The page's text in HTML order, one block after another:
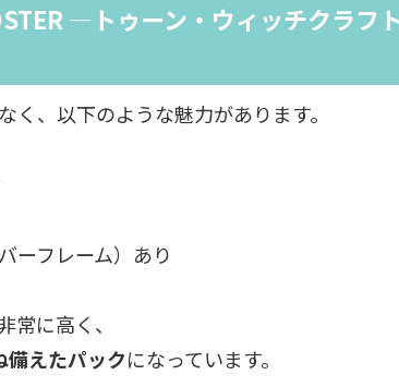
―トゥーン・ウィッチクラフ
く、以下のような魅力があります。
ーフレーム）あり
常に高く、
備えたパックになっています。